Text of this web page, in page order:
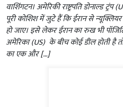
वाशिंगटन। अमेरिकी राष्ट्रपति डोनाल्ड
पूरी कोशिश में जुटे हैं कि ईरान से
हो जाए। इसे लेकर ईरान का रुख भी
अमेरिका (US) के बीच कोई डील होती है
का एक और […]